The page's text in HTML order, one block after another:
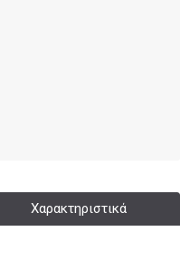
Χαρακτηριστικά